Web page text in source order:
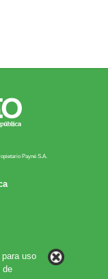
Payn​é S.A.
para uso
de